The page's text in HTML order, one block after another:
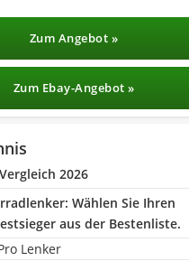
Zum Angebot »
Zum Ebay-Angebot »
2026
Wählen Sie Ihren
aus der Bestenliste.
Lenker